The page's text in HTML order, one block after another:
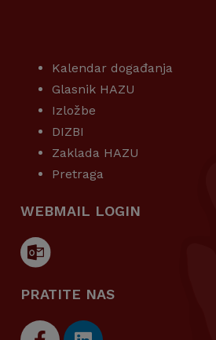
Kalendar događanja
Glasnik HAZU
Izložbe
DIZBI
Zaklada HAZU
Pretraga
WEBMAIL LOGIN
PRATITE NAS